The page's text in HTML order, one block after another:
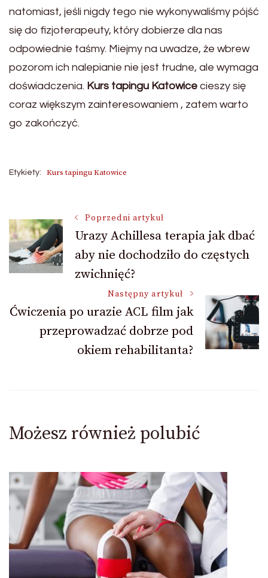
natomiast, jeśli nigdy tego nie wykonywaliśmy pójść
się do fizjoterapeuty, który dobierze dla nas
odpowiednie taśmy. Miejmy na uwadze, że wbrew
pozorom ich nalepianie nie jest trudne, ale wymaga
doświadczenia. Kurs tapingu Katowice cieszy się
coraz większym zainteresowaniem , zatem warto
go zakończyć.
Etykiety: Kurs tapingu Katowice
Nawigacja
wpisu
Poprzedni artykuł
Urazy Achillesa terapia jak dbać
aby nie dochodziło do częstych
zwichnięć?
Następny artykuł
Ćwiczenia po urazie ACL film jak
przeprowadzać dobrze pod
okiem rehabilitanta?
Możesz również polubić